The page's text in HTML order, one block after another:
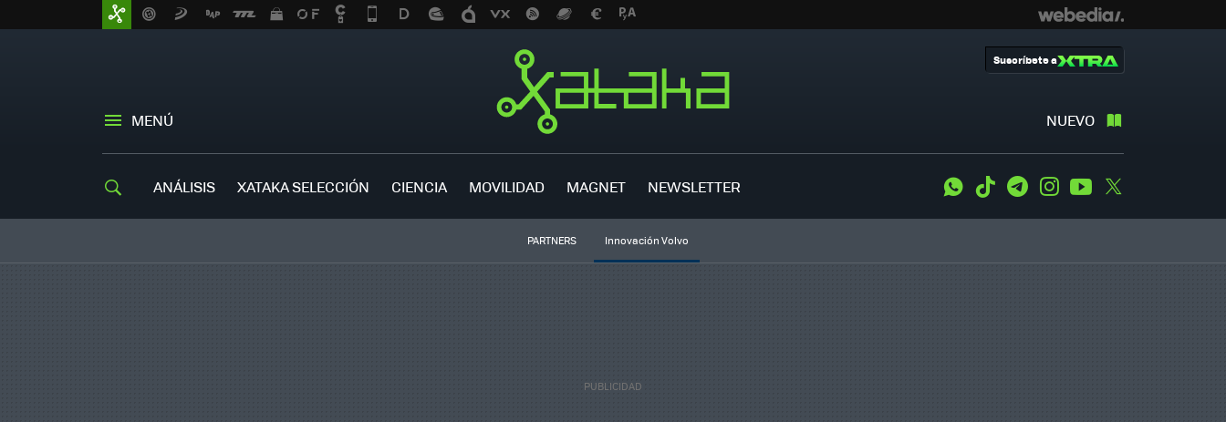
MENÚ NUEVO
Suscríbete a
ANÁLISIS XATAKA SELECCIÓN CIENCIA MOVILIDAD MAGNET NEWSLETTER WhatsApp
Tiktok TelegramInstagramYoutube
PARTNERS Innovación Volvo